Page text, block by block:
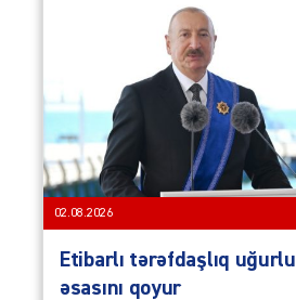
02.08.2026
Etibarlı tərəfdaşlıq
əsasını qoyur